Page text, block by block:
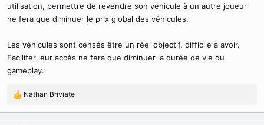
utilisation, permettre de revendre son véhicule à un autre joueur
ne fera que diminuer le prix global des véhicules.
Les véhicules sont censés être un réel objectif, difficile à avoir.
Faciliter leur accès ne fera que diminuer la durée de vie du
gameplay.
R
a
Nathan Briviate